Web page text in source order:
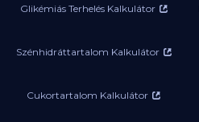
Glikémiás Terhelés Kalkulátor
Szénhidráttartalom Kalkulátor
Cukortartalom Kalkulátor